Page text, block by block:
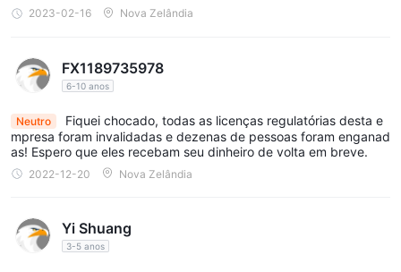
saldo negativo e suporte técnico e de conta 24 horas por dia, 5
conta é de USD 100.
para a região de são vicente e granadinas, S.A.M. Trade
1. Conta Padrão: Este tipo de conta oferece spreads padrão,
alavancagem de até 1:1000, sem cobrança de comissão,
spreads flutuantes, proteção contra saldo negativo, suporte
financiamento para esta conta é de USD 10.
2023-02-16 Nova Zelândia
FX1189735978
6-10 anos
Neutro
Fiquei chocado, todas as licenças regulatórias desta e
mpresa foram invalidadas e dezenas de pessoas foram enganad
as! Espero que eles recebam seu dinheiro de volta em breve.
2022-12-20 Nova Zelândia
Yi Shuang
3-5 anos